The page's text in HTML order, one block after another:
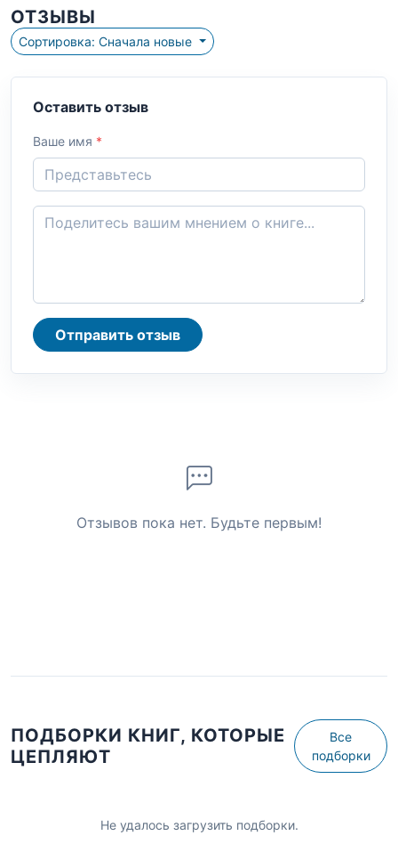
ОТЗЫВЫ
Сортировка: Сначала новые
Оставить отзыв
Ваше имя *
Отправить отзыв
Отзывов пока нет. Будьте первым!
ПОДБОРКИ КНИГ, КОТОРЫЕ
ЦЕПЛЯЮТ
Все
подборки
Не удалось загрузить подборки.